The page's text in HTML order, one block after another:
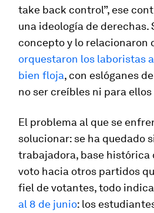
take back control”, ese
una ideología de derechas.
concepto y lo relacionaron
orquestaron los laboristas
bien floja, con eslóganes
no ser creíbles ni para
El problema al que se
solucionar: se ha quedado
trabajadora, base histórica
voto hacia otros partidos
fiel de votantes, todo
al 8 de junio: los